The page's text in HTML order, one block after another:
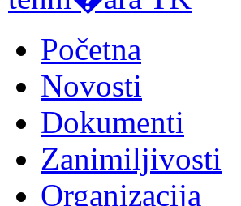
Početna
Novosti
Dokumenti
Zanimiljivosti
Organizacija